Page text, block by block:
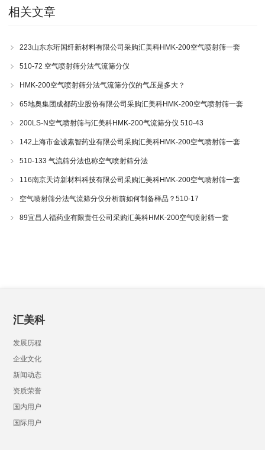
相关文章
223山东东珩国纤新材料有限公司采购汇美科HMK-200空气喷射筛一套
510-72 空气喷射筛分法气流筛分仪
HMK-200空气喷射筛分法气流筛分仪的气压是多大？
65地奥集团成都药业股份有限公司采购汇美科HMK-200空气喷射筛一套
200LS-N空气喷射筛与汇美科HMK-200气流筛分仪 510-43
142上海市金诚素智药业有限公司采购汇美科HMK-200空气喷射筛一套
510-133 气流筛分法也称空气喷射筛分法
116南京天诗新材料科技有限公司采购汇美科HMK-200空气喷射筛一套
空气喷射筛分法气流筛分仪分析前如何制备样品？510-17
89宜昌人福药业有限责任公司采购汇美科HMK-200空气喷射筛一套
汇美科
发展历程
企业文化
新闻动态
资质荣誉
国内用户
国际用户